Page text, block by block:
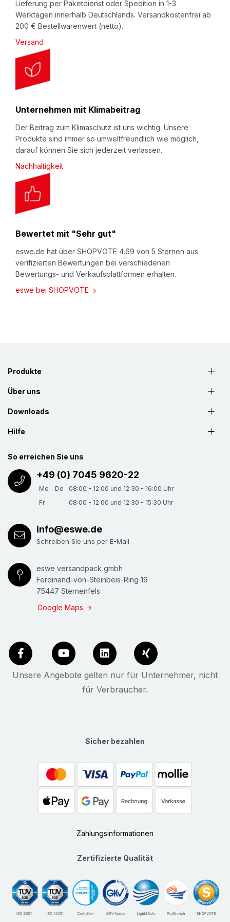
Lieferung per Paketdienst oder Spedition in 1-3
Werktagen innerhalb Deutschlands. Versandkostenfrei ab
200 € Bestellwarenwert (netto).
Versand
Unternehmen mit Klimabeitrag
Der Beitrag zum Klimaschutz ist uns wichtig. Unsere
Produkte sind immer so umweltfreundlich wie möglich,
darauf können Sie sich jederzeit verlassen.
Nachhaltigkeit
Bewertet mit "Sehr gut"
eswe.de hat über SHOPVOTE 4.69 von 5 Sternen aus
verifizierten Bewertungen bei verschiedenen
Bewertungs- und Verkaufsplattformen erhalten.
eswe bei SHOPVOTE
Produkte
Über uns
Downloads
Hilfe
So erreichen Sie uns
+49 (0) 7045 9620-22
Mo - Do
08:00 - 12:00 und 12:30 - 16:00 Uhr
Fr
08:00 - 12:00 und 12:30 - 15:30 Uhr
info@eswe.de
Schreiben Sie uns per E-Mail
eswe versandpack gmbh
Ferdinand-von-Steinbeis-Ring 19
75447 Sternenfels
Google Maps
Unsere Angebote gelten nur für Unternehmer, nicht
für Verbraucher.
Sicher bezahlen
Zahlungsinformationen
Zertifizierte Qualität